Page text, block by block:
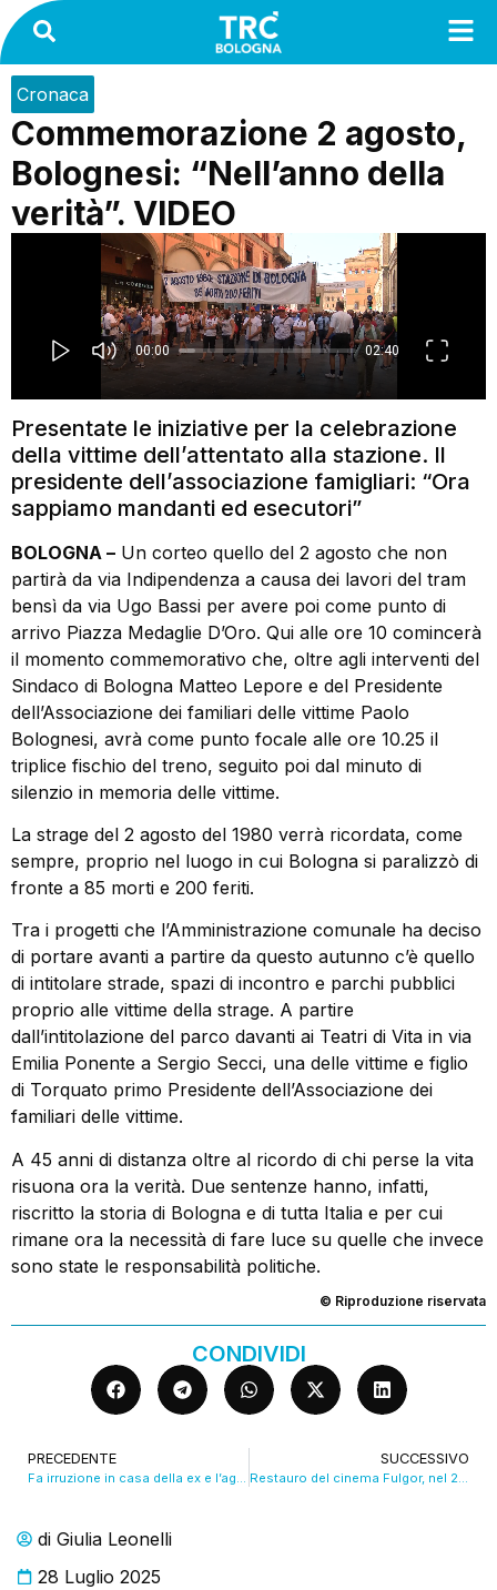
di Giulia Leonelli
28 Luglio 2025
Cronaca
Commemorazione 2 agosto,
Bolognesi: “Nell’anno della
verità”. VIDEO
Presentate le iniziative per la celebrazione
della vittime dell’attentato alla stazione. Il
presidente dell’associazione famigliari: “Ora
sappiamo mandanti ed esecutori”
BOLOGNA – Un corteo quello del 2 agosto che non
partirà da via Indipendenza a causa dei lavori del tram
bensì da via Ugo Bassi per avere poi come punto di
arrivo Piazza Medaglie D’Oro. Qui alle ore 10 comincerà
il momento commemorativo che, oltre agli interventi del
Sindaco di Bologna Matteo Lepore e del Presidente
dell’Associazione dei familiari delle vittime Paolo
Bolognesi, avrà come punto focale alle ore 10.25 il
triplice fischio del treno, seguito poi dal minuto di
silenzio in memoria delle vittime.
La strage del 2 agosto del 1980 verrà ricordata, come
sempre, proprio nel luogo in cui Bologna si paralizzò di
fronte a 85 morti e 200 feriti.
Tra i progetti che l’Amministrazione comunale ha deciso
di portare avanti a partire da questo autunno c’è quello
di intitolare strade, spazi di incontro e parchi pubblici
proprio alle vittime della strage. A partire
dall’intitolazione del parco davanti ai Teatri di Vita in via
Emilia Ponente a Sergio Secci, una delle vittime e figlio
di Torquato primo Presidente dell’Associazione dei
familiari delle vittime.
A 45 anni di distanza oltre al ricordo di chi perse la vita
risuona ora la verità. Due sentenze hanno, infatti,
riscritto la storia di Bologna e di tutta Italia e per cui
rimane ora la necessità di fare luce su quelle che invece
sono state le responsabilità politiche.
© Riproduzione riservata
CONDIVIDI
PRECEDENTE
Fa irruzione in casa della ex e l’aggredisce, arrestato
SUCCESSIVO
Restauro del cinema Fulgor, nel 2026 avrà due sale e la zona lounge. VIDEO